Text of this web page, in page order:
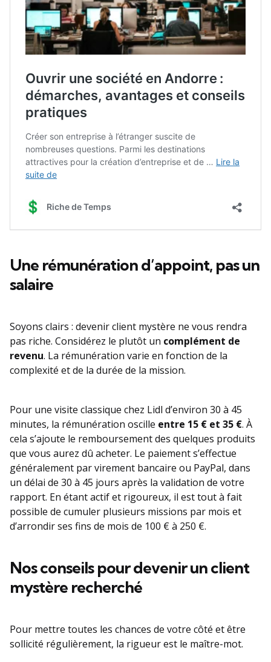
Une rémunération d’appoint, pas un
salaire
Soyons clairs : devenir client mystère ne vous rendra
pas riche. Considérez le plutôt un complément de
revenu. La rémunération varie en fonction de la
complexité et de la durée de la mission.
Pour une visite classique chez Lidl d’environ 30 à 45
minutes, la rémunération oscille entre 15 € et 35 €. À
cela s’ajoute le remboursement des quelques produits
que vous aurez dû acheter. Le paiement s’effectue
généralement par virement bancaire ou PayPal, dans
un délai de 30 à 45 jours après la validation de votre
rapport. En étant actif et rigoureux, il est tout à fait
possible de cumuler plusieurs missions par mois et
d’arrondir ses fins de mois de 100 € à 250 €.
Nos conseils pour devenir un client
mystère recherché
Pour mettre toutes les chances de votre côté et être
sollicité régulièrement, la rigueur est le maître-mot.